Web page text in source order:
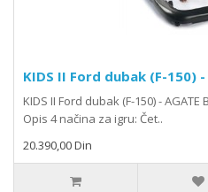
KIDS II Ford dubak (F-150) -
KIDS II Ford dubak (F-150) -
Opis 4 načina za igru: Čet..
20.390,00 Din